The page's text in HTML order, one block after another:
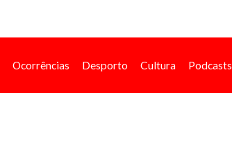
Ocorrências Desporto Cultura Podcasts